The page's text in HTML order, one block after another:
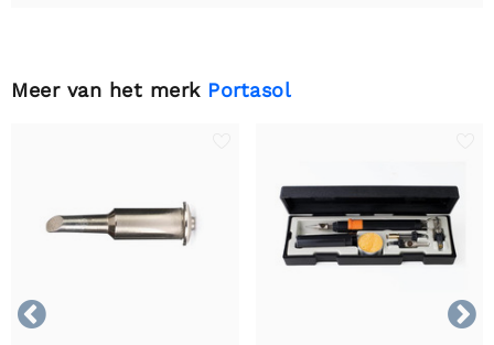
Meer van het merk Portasol

